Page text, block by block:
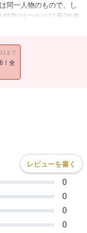
同一人物のもので、し
急“はつかり11号”の車
悩は深まる…。アリバ
まで
！全
レビューを書く
0
0
0
0